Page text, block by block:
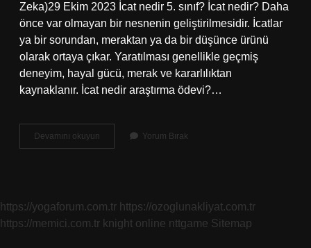
Zeka)29 Ekim 2023 İcat nedir 5. sınıf? İcat nedir? Daha
önce var olmayan bir nesnenin geliştirilmesidir. İcatlar
ya bir sorundan, meraktan ya da bir düşünce ürünü
olarak ortaya çıkar. Yaratılması genellikle geçmiş
deneyim, hayal gücü, merak ve kararlılıktan
kaynaklanır. İcat nedir araştırma ödevi?…
Devamını okuyun
Cümlesi
Yorum Bırak
https://yogaforum.com.tr https://ozoglunakliyat.com.tr
https://memici.com.tr knight online nttgame Sitemap